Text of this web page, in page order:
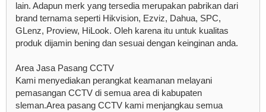
lain. Adapun merk yang tersedia merupakan pabrikan dari
brand ternama seperti Hikvision, Ezviz, Dahua, SPC,
GLenz, Proview, HiLook. Oleh karena itu untuk kualitas
produk dijamin bening dan sesuai dengan keinginan anda.
Area Jasa Pasang CCTV
Kami menyediakan perangkat keamanan melayani
pemasangan CCTV di semua area di kabupaten
sleman.Area pasang CCTV kami menjangkau semua